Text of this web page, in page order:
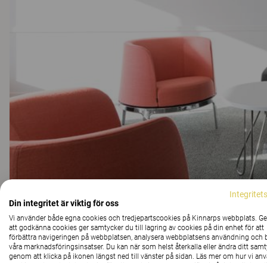
Byggnaden på Rue de Presbourg i Paris består av ett
uppdelat på åtta våningar. Vid utformningen av
interiör (väggar i vitt, beige och mörkgrått, ljusa
Din integritet är viktig för oss
Vi använder både egna cookies och tredjepartscookies på Kinnarps webbplats.
att godkänna cookies ger samtycker du till lagring av cookies på din enhet för att
förbättra navigeringen på webbplatsen, analysera webbplatsens användning och
våra marknadsföringsinsatser. Du kan när som helst återkalla eller ändra ditt
genom att klicka på ikonen längst ned till vänster på sidan. Läs mer om hur vi